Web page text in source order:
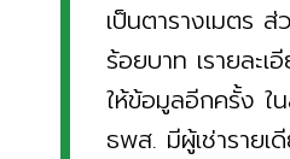
เป็นตารางเมตร
ร้อยบาท เรายละเ
ให้ข้อมูลอีกครั้ง ใ
ธพส. มีผู้เช่าราย